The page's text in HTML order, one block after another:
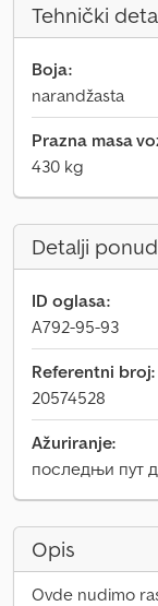
Tehnički
Boja:
narandžasta
Prazna masa
430 kg
Detalji
ID oglasa:
A792-95-93
Referentni broj:
20574528
Ažuriranje:
последњи пут
Opis
Ovde nudimo